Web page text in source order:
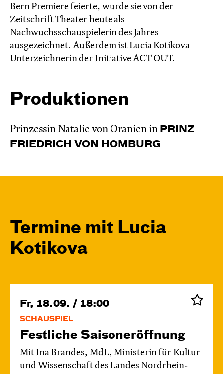
Bern Premiere feierte, wurde sie von der
Zeitschrift Theater heute als
Nachwuchsschauspielerin des Jahres
ausgezeichnet. Außerdem ist Lucia Kotikova
Unterzeichnerin der Initiative ACT OUT.
Produktionen
Prinzessin Natalie von Oranien in PRINZ
FRIEDRICH VON HOMBURG
Termine mit Lucia
Kotikova
Fr, 18.09. / 18:00
SCHAUSPIEL
Festliche Saisoneröffnung
Mit Ina Brandes, MdL, Ministerin für Kultur
und Wissenschaft des Landes Nordrhein-